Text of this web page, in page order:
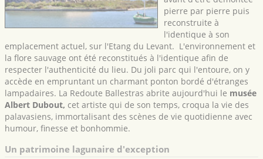
pierre par pierre puis
reconstruite à
l'identique à son
emplacement actuel, sur l'Etang du Levant. L'environnement et
la flore sauvage ont été reconstitués à l'identique afin de
respecter l'authenticité du lieu. Du joli parc qui l'entoure, on y
accède en empruntant un charmant ponton bordé d'étranges
lampadaires. La Redoute Ballestras abrite aujourd'hui le musée
Albert Dubout, cet artiste qui de son temps, croqua la vie des
palavasiens, immortalisant des scènes de vie quotidienne avec
humour, finesse et bonhommie.
Un patrimoine lagunaire d'exception